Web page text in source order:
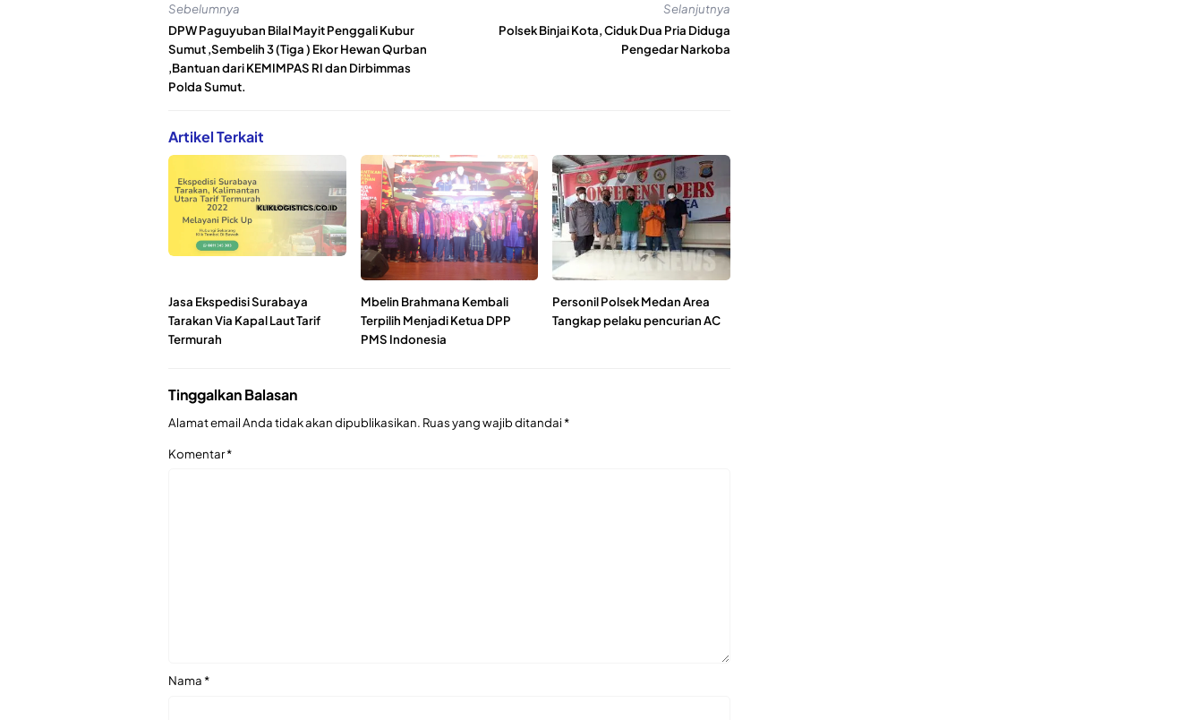
Sebelumnya
DPW Paguyuban Bilal Mayit Penggali Kubur
Sumut ,Sembelih 3 (Tiga ) Ekor Hewan Qurban
,Bantuan dari KEMIMPAS RI dan Dirbimmas
Polda Sumut.
Selanjutnya
Polsek Binjai Kota, Ciduk Dua Pria Diduga
Pengedar Narkoba
Artikel Terkait
Jasa Ekspedisi Surabaya
Tarakan Via Kapal Laut Tarif
Termurah
Mbelin Brahmana Kembali
Terpilih Menjadi Ketua DPP
PMS Indonesia
Personil Polsek Medan Area
Tangkap pelaku pencurian AC
Tinggalkan Balasan
Alamat email Anda tidak akan dipublikasikan. Ruas yang wajib ditandai*
Komentar*
Nama*